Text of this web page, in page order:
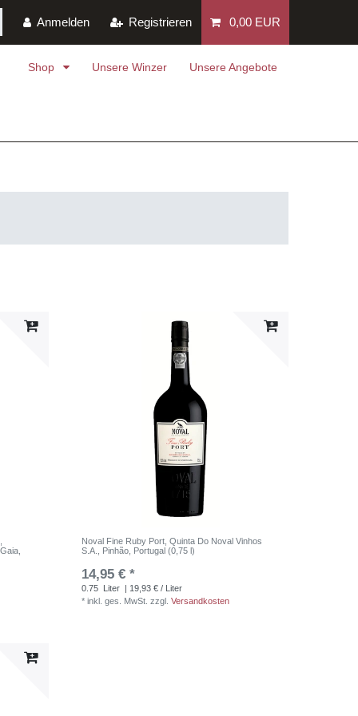
Anmelden Registrieren 0,00 EUR
Shop Unsere Winzer Unsere Angebote
Noval Fine Ruby Port, Quinta Do Noval Vinhos
S.A., Pinhão, Portugal (0,75 l)
14,95 € *
0.75 Liter | 19,93 € / Liter
*inkl. ges. MwSt. zzgl.Versandkosten